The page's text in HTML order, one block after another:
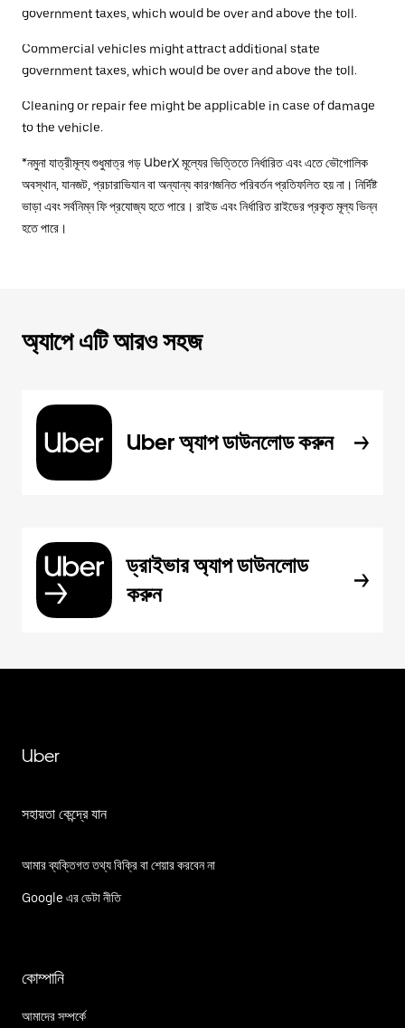
government taxes, which would be over and above the toll.
Commercial vehicles might attract additional state
government taxes, which would be over and above the toll.
Cleaning or repair fee might be applicable in case of damage
to the vehicle.
*নমুনা যাত্রীমূল্য শুধুমাত্র গড় UberX মূল্যের ভিত্তিতে নির্ধারিত এবং এতে ভৌগোলিক
অবস্থান, যানজট, প্রচারাভিযান বা অন্যান্য কারণজনিত পরিবর্তন প্রতিফলিত হয় না। নির্দিষ্ট
ভাড়া এবং সর্বনিম্ন ফি প্রযোজ্য হতে পারে। রাইড এবং নির্ধারিত রাইডের প্রকৃত মূল্য ভিন্ন
হতে পারে।
অ্যাপে এটি আরও সহজ
Uber অ্যাপ ডাউনলোড করুন
ড্রাইভার অ্যাপ ডাউনলোড
করুন
Uber
সহায়তা কেন্দ্রে যান
আমার ব্যক্তিগত তথ্য বিক্রি বা শেয়ার করবেন না
Google এর ডেটা নীতি
কোম্পানি
আমাদের সম্পর্কে